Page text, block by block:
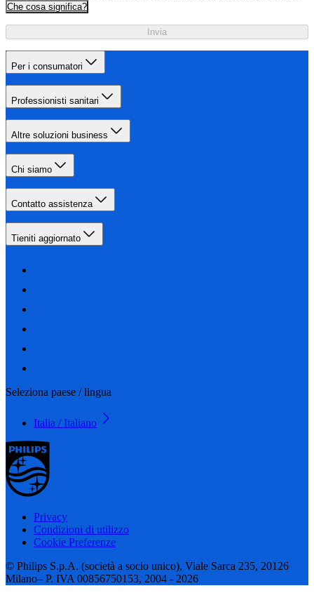
Che cosa significa?
Invia
Per i consumatori
Professionisti sanitari
Altre soluzioni business
Chi siamo
Contatto assistenza
Tieniti aggiornato
Seleziona paese / lingua
Italia / Italiano
Privacy
Condizioni di utilizzo
Cookie Preferenze
© Philips S.p.A. (società a socio unico), Viale Sarca 235, 20126
Milano– P. IVA 00856750153, 2004 - 2026